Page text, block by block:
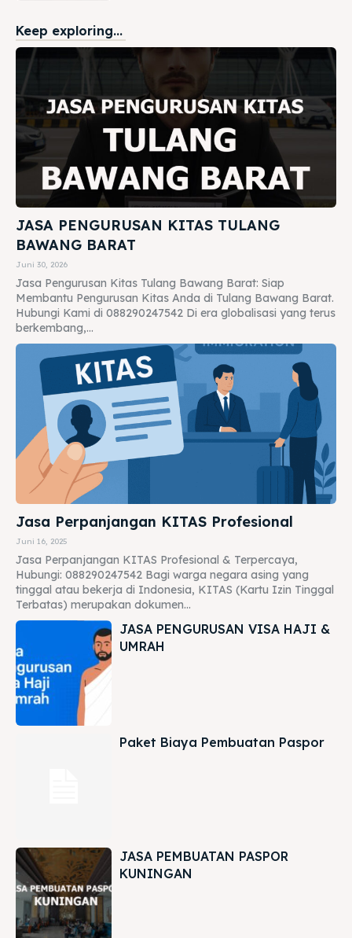
Keep exploring...
JASA PENGURUSAN KITAS TULANG
BAWANG BARAT
Juni 30, 2026
Jasa Pengurusan Kitas Tulang Bawang Barat: Siap
Membantu Pengurusan Kitas Anda di Tulang Bawang Barat.
Hubungi Kami di 088290247542 Di era globalisasi yang terus
berkembang,...
Jasa Perpanjangan KITAS Profesional
Juni 16, 2025
Jasa Perpanjangan KITAS Profesional & Terpercaya,
Hubungi: 088290247542 Bagi warga negara asing yang
tinggal atau bekerja di Indonesia, KITAS (Kartu Izin Tinggal
Terbatas) merupakan dokumen...
JASA PENGURUSAN VISA HAJI &
UMRAH
Paket Biaya Pembuatan Paspor
JASA PEMBUATAN PASPOR
KUNINGAN